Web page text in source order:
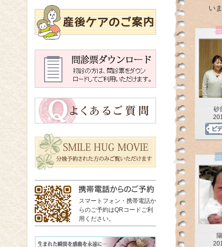
スマートフォン・携帯電話か
らのご予約はQRコードご利
用ください。
い
砂